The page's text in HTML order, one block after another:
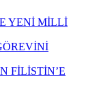
YENİ MİLLİ
FİLİSTİN’E